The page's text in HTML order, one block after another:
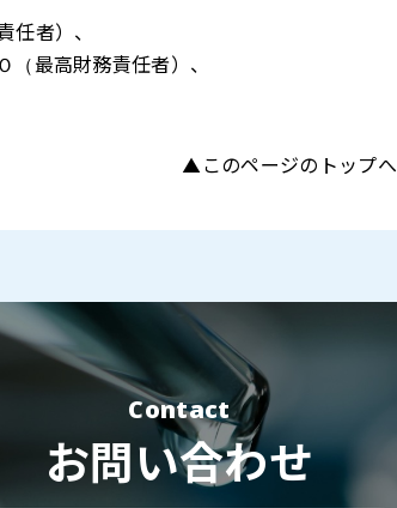
者）、
最高財務責任者）、
▲このページのトップへ
Contact
お問い合わせ